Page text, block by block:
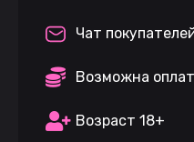
Чат
Возможна
Возраст 18+